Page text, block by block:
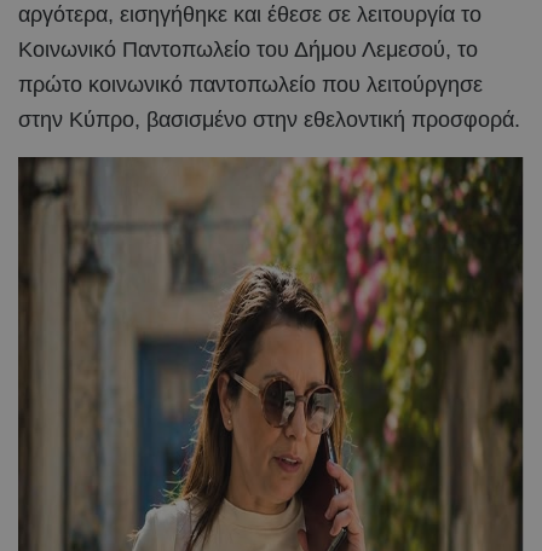
αργότερα, εισηγήθηκε και έθεσε σε λειτουργία το
Κοινωνικό Παντοπωλείο του Δήμου Λεμεσού, το
πρώτο κοινωνικό παντοπωλείο που λειτούργησε
στην Κύπρο, βασισμένο στην εθελοντική προσφορά.